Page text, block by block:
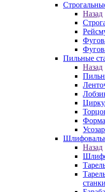
Назад
Пильные
Назад
Назад
станки